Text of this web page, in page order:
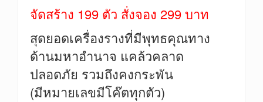
จัดสร้าง 199 ตัว สั่งจอง 299 บาท
สุดยอดเครื่องรางที่มีพุทธคุณทาง
ด้านมหาอำนาจ แคล้วคลาด
ปลอดภัย รวมถึงคงกระพัน
(มีหมายเลขมีโค๊ตทุกตัว)